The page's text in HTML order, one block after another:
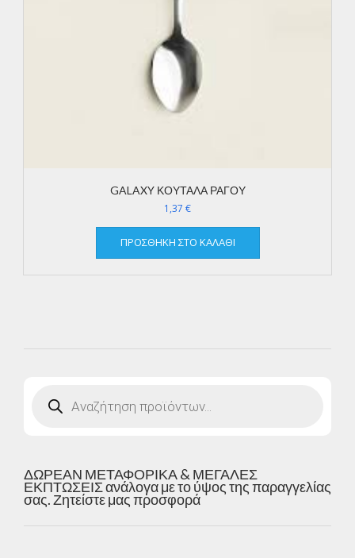
GALAXY ΚΟΥΤΑΛΑ ΡΑΓΟΥ
1,37 €
ΠΡΟΣΘΉΚΗ ΣΤΟ ΚΑΛΆΘΙ
search
ΔΩΡΕΑΝ ΜΕΤΑΦΟΡΙΚΑ & ΜΕΓΑΛΕΣ
ΕΚΠΤΩΣΕΙΣ ανάλογα με το ύψος της παραγγελίας
σας. Ζητείστε μας προσφορά